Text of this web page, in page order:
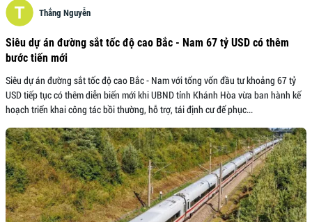
Thắng Nguyễn
Siêu dự án đường sắt tốc độ cao Bắc - Nam 67 tỷ USD có thêm
bước tiến mới
Siêu dự án đường sắt tốc độ cao Bắc - Nam với tổng vốn đầu tư khoảng 67 tỷ
USD tiếp tục có thêm diễn biến mới khi UBND tỉnh Khánh Hòa vừa ban hành kế
hoạch triển khai công tác bồi thường, hỗ trợ, tái định cư để phục...